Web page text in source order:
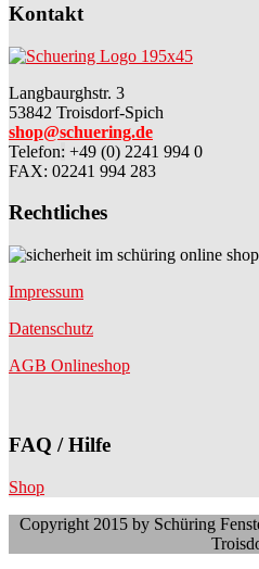
Kontakt
Langbaurghstr. 3
53842 Troisdorf-Spich
shop@schuering.de
Telefon: +49 (0) 2241 994 0
FAX: 02241 994 283
Rechtliches
Impressum
Datenschutz
AGB Onlineshop
FAQ / Hilfe
Shop
Copyright 2015 by Schüring